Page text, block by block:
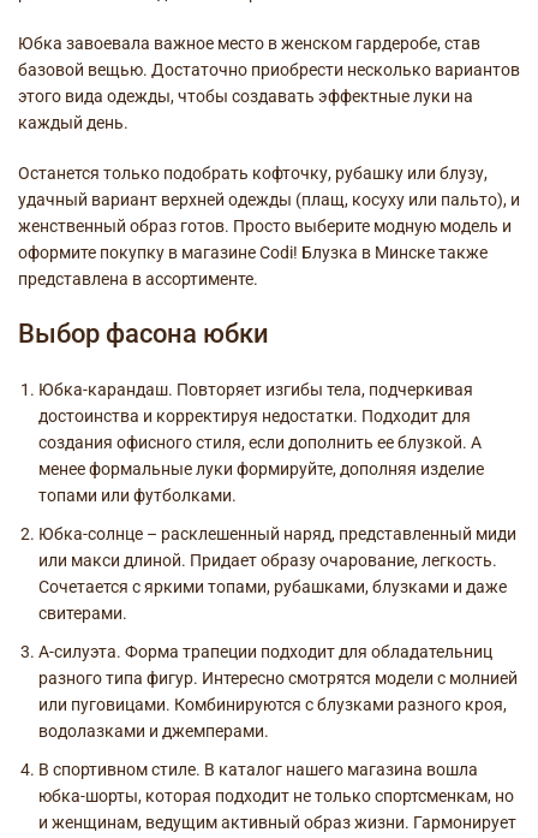
Юбка завоевала важное место в женском гардеробе, став
базовой вещью. Достаточно приобрести несколько вариантов
этого вида одежды, чтобы создавать эффектные луки на
каждый день.
Останется только подобрать кофточку, рубашку или блузу,
удачный вариант верхней одежды (плащ, косуху или пальто), и
женственный образ готов. Просто выберите модную модель и
оформите покупку в магазине Codi! Блузка в Минскетакже
представлена в ассортименте.
Выбор фасона юбки
Юбка-карандаш. Повторяет изгибы тела, подчеркивая
достоинства и корректируя недостатки. Подходит для
создания офисного стиля, если дополнить ее блузкой. А
менее формальные луки формируйте, дополняя изделие
топами или футболками.
Юбка-солнце – расклешенный наряд, представленный миди
или макси длиной. Придает образу очарование, легкость.
Сочетается с яркими топами, рубашками, блузками и даже
свитерами.
А-силуэта. Форма трапеции подходит для обладательниц
разного типа фигур. Интересно смотрятся модели с молнией
или пуговицами. Комбинируются с блузками разного кроя,
водолазками и джемперами.
В спортивном стиле. В каталог нашего магазина вошла
юбка-шорты, которая подходит не только спортсменкам, но
и женщинам, ведущим активный образ жизни. Гармонирует